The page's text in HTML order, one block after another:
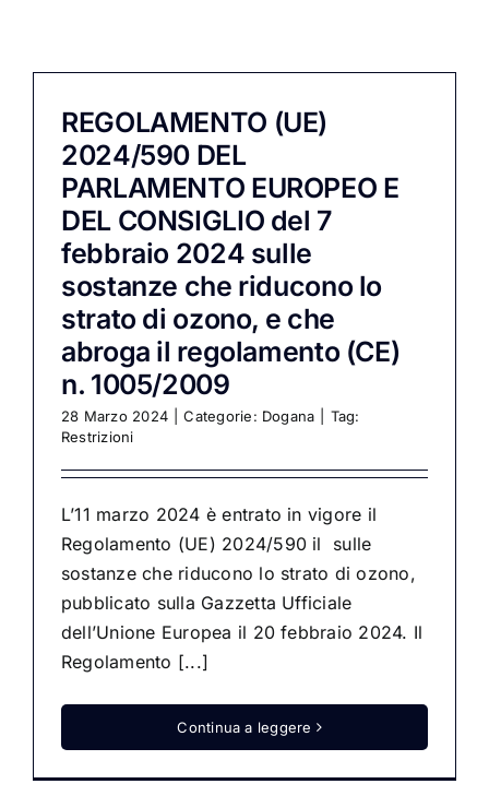
REGOLAMENTO (UE)
2024/590 DEL
PARLAMENTO EUROPEO E
DEL CONSIGLIO del 7
febbraio 2024 sulle
sostanze che riducono lo
strato di ozono, e che
abroga il regolamento (CE)
n. 1005/2009
28 Marzo 2024 Categorie: Dogana
Tag:
Restrizioni
L’11 marzo 2024 è entrato in vigore il
Regolamento (UE) 2024/590 il sulle
sostanze che riducono lo strato di ozono,
pubblicato sulla Gazzetta Ufficiale
dell’Unione Europea il 20 febbraio 2024. Il
Regolamento [...]
Continua a leggere